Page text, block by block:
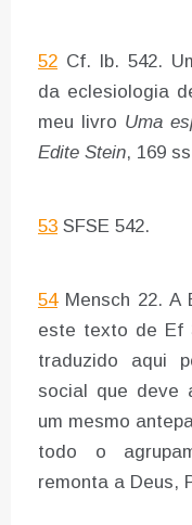
52 Cf. Ib. 542.
da eclesiologia
meu livro Uma
Edite Stein, 169
53 SFSE 542.
54Mensch 22. A
este texto de Ef
traduzido aqui
social que deve
um mesmo
todo o
remonta a Deus,